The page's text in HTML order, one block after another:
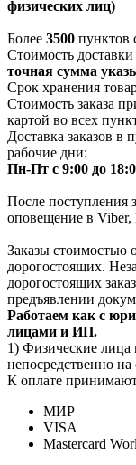
физических лиц)
Более 3500 пунктов
Стоимость
точная сумма
Срок хранения
Стоимость заказа
картой во всех
Доставка заказов в
рабочие дни:
Пн-Пт с 9:00 до
После поступления
оповещение в
Заказы стоимостью
дорогостоящих.
дорогостоящих
предъявлении
Работаем как с
лицами и ИП.
1) Физические лица
непосредственно на
К оплате
МИР
VISA
Mastercard